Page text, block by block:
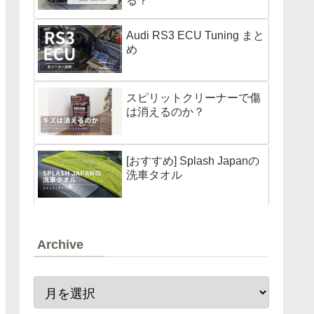
Audi RS3 ECU Tuning まと
め
スピリットクリーナーで傷
は消えるのか？
[おすすめ] Splash Japanの
洗車タオル
Archive